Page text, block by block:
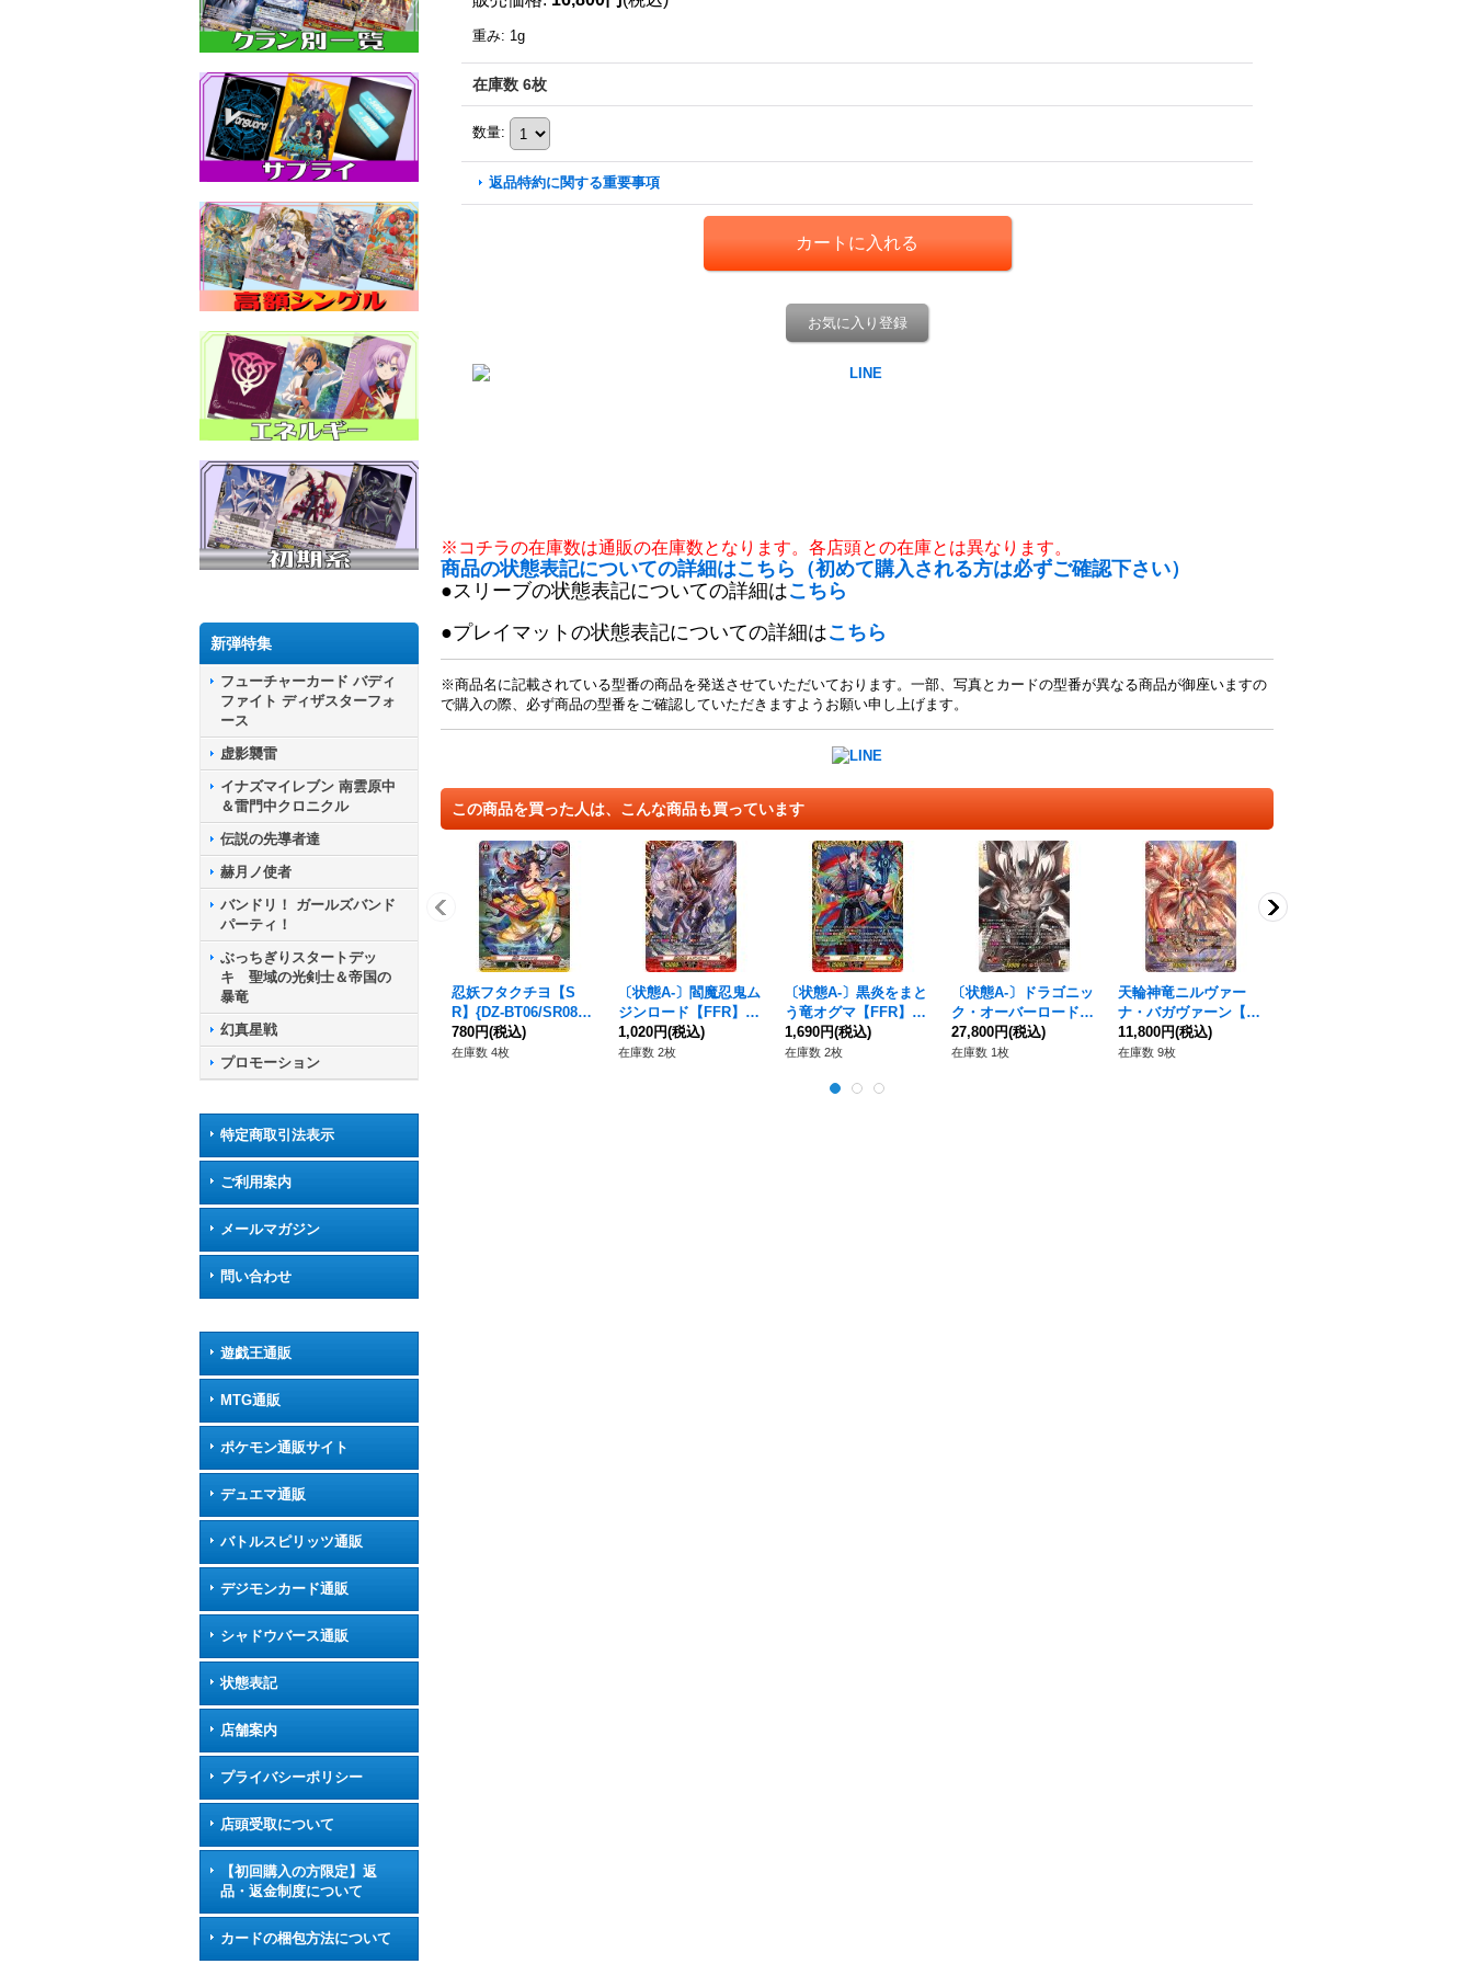
新弾特集
フューチャーカード バディ
ファイト ディザスターフォ
ース
虚影襲雷
イナズマイレブン 南雲原中
＆雷門中クロニクル
伝説の先導者達
赫月ノ使者
バンドリ！ ガールズバンド
パーティ！
ぶっちぎりスタートデッ
キ 聖域の光剣士＆帝国の
暴竜
幻真星戦
プロモーション
特定商取引法表示
ご利用案内
メールマガジン
問い合わせ
遊戯王通販
MTG通販
ポケモン通販サイト
デュエマ通販
バトルスピリッツ通販
デジモンカード通販
シャドウバース通販
状態表記
店舗案内
プライバシーポリシー
店頭受取について
【初回購入の方限定】返
品・返金制度について
カードの梱包方法について
重み: 1g
在庫数 6枚
数量:
返品特約に関する重要事項
お気に入り登録
※コチラの在庫数は通販の在庫数となります。各店頭との在庫とは異なります。
商品の状態表記についての詳細はこちら（初めて購入される方は必ずご確認下さい）
●スリーブの状態表記についての詳細はこちら
●プレイマットの状態表記についての詳細はこちら
※商品名に記載されている型番の商品を発送させていただいております。一部、写真とカードの型番が異なる商品が御座いますの
で購入の際、必ず商品の型番をご確認していただきますようお願い申し上げます。
この商品を買った人は、こんな商品も買っています
忍妖フタクチヨ【S
R】{DZ-BT06/SR08}
《ドラゴンエンパイ
ア》
780円(税込)
在庫数 4枚
〔状態A-〕閻魔忍鬼ム
ジンロード【FFR】{D
Z-BT12/FFR01}《ドラ
ゴンエンパイア》
1,020円(税込)
在庫数 2枚
〔状態A-〕黒炎をまと
う竜オグマ【FFR】{D
Z-BT12/FFR11}《ケテ
ルサンクチュアリ》
1,690円(税込)
在庫数 2枚
〔状態A-〕ドラゴニッ
ク・オーバーロード
【15thSP】{DZ-SS15/
15thSP01}《ドラゴン
27,800円(税込)
在庫数 1枚
天輪神竜ニルヴァー
ナ・バガヴァーン【15
thSP】{DZ-SS16/15th
SP01}《ドラゴンエン
11,800円(税込)
在庫数 9枚